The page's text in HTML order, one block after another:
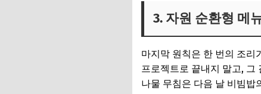
3. 자원 순환형 메
마지막 원칙은 한 번의 조리
프로젝트로 끝내지 말고, 그
나물 무침은 다음 날 비빔밥